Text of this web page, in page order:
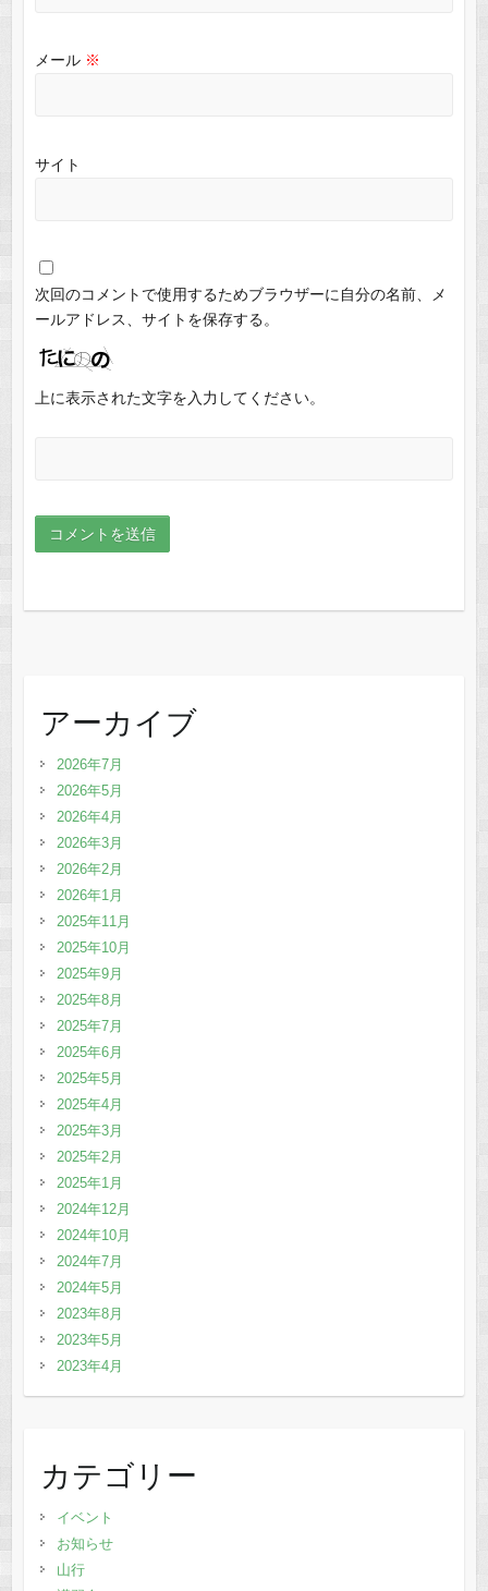
メール ※
サイト
次回のコメントで使用するためブラウザーに自分の名前、メ
ールアドレス、サイトを保存する。
上に表示された文字を入力してください。
アーカイブ
2026年7月
2026年5月
2026年4月
2026年3月
2026年2月
2026年1月
2025年11月
2025年10月
2025年9月
2025年8月
2025年7月
2025年6月
2025年5月
2025年4月
2025年3月
2025年2月
2025年1月
2024年12月
2024年10月
2024年7月
2024年5月
2023年8月
2023年5月
2023年4月
カテゴリー
イベント
お知らせ
山行